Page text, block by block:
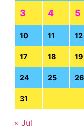
3 4 5
10 11 12
17 18 19
24 25 26
31
« Jul